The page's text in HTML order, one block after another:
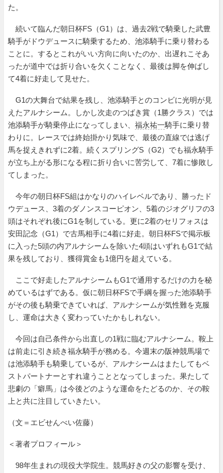
た。
続いて臨んだ朝日杯FS（G1）は、過去2戦で騎乗した武豊
騎手がドウデュースに騎乗するため、池添騎手に乗り替わる
ことに。するとこれがいい方向に向いたのか、出遅れこそあ
ったが道中では折り合いを欠くことなく、最後は脚を伸ばし
て4着に好走して見せた。
G1の大舞台で結果を残し、池添騎手とのコンビに光明が見
えたアルナシーム。しかし次走のつばき賞（1勝クラス）では
池添騎手が騎乗停止になってしまい、 福永祐一騎手に乗り替
わりに。レースでは終始掛かり気味で、最後の直線では逃げ
馬を捉えきれずに2着。続くスプリングS（G2）でも福永騎手
が立ち上がる形になる程に折り合いに苦労して、7着に惨敗し
てしまった。
今年の朝日杯FS組はかなりのハイレベルであり、勝ったド
ウデュース、3着のダノンスコーピオン、5着のジオグリフの3
頭はそれぞれ後にG1を制している。更に2着のセリフォスは
安田記念（G1）で古馬相手に4着に好走。朝日杯FSで掲示板
に入った5頭の内アルナシームを除いた4頭はいずれもG1で結
果を残しており、獲得賞金も1億円を超えている。
ここで好走したアルナシームもG1で通用するだけの力を秘
めているはずである。仮に朝日杯FSで手綱を握った池添騎手
がその後も騎乗できていれば、アルナシームが気性難を克服
し、運命は大きく変わっていたかもしれない。
今回は自己条件から出直しの1戦に臨むアルナシーム。鞍上
は前走に引き続き福永騎手が務める。今週末の阪神競馬場で
は池添騎手も騎乗しているが、アルナシームはまたしてもベ
ストパートナーとすれ違うこととなってしまった。果たして
悲劇の「癖馬」は今後どのような運命をたどるのか、その鞍
上と共に注目していきたい。
（文＝エビせんべい佐藤）
＜著者プロフィール＞
98年生まれの現役大学院生。競馬好きの父の影響を受け、